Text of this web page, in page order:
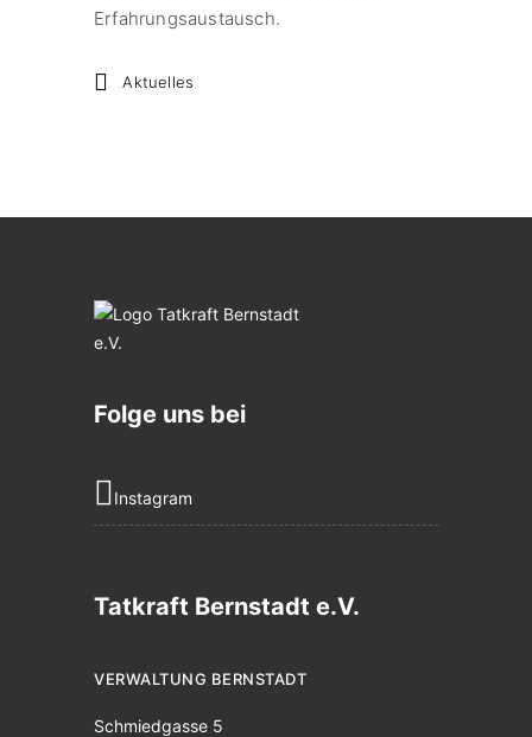
Erfahrungsaustausch.
Aktuelles
Folge uns bei
Instagram
Tatkraft Bernstadt e.V.
VERWALTUNG BERNSTADT
Schmiedgasse 5